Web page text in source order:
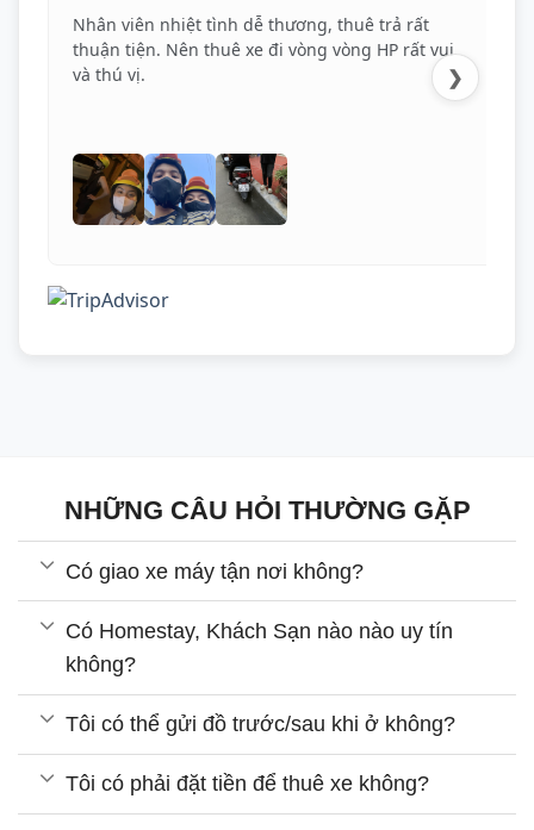
Nhân viên nhiệt tình dễ thương, thuê trả rất
thuận tiện. Nên thuê xe đi vòng vòng HP rất vui
và thú vị.
❯
NHỮNG CÂU HỎI THƯỜNG GẶP
Có giao xe máy tận nơi không?
Có Homestay, Khách Sạn nào nào uy tín
không?
Tôi có thể gửi đồ trước/sau khi ở không?
Tôi có phải đặt tiền để thuê xe không?